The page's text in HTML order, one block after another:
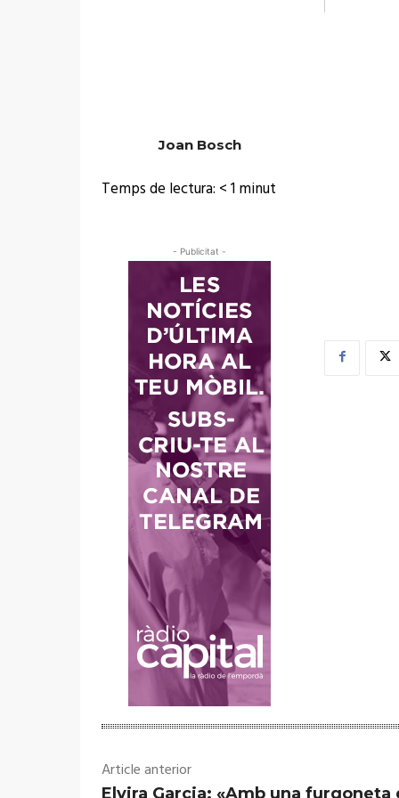
Joan Bosch
Temps de lectura: < 1minut
- Publicitat -
Article anterior
Elvira Garcia: «Amb una furgoneta